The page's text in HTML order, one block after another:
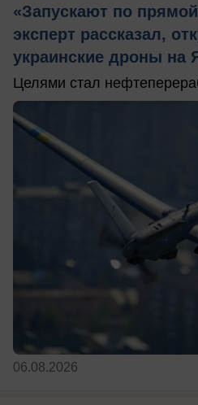
«Запускают по
эксперт рассказал,
украинские дроны на
Целями стал
06.08.2026